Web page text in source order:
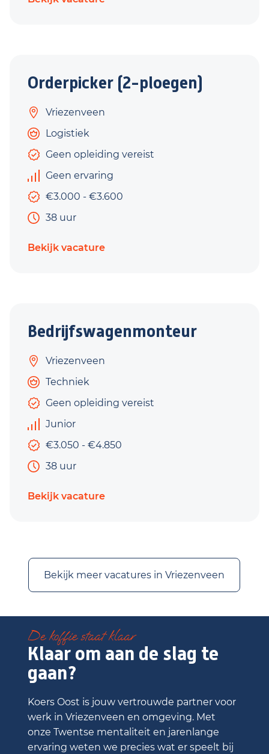
Orderpicker (2-ploegen)
Vriezenveen
Logistiek
Geen opleiding vereist
Geen ervaring
€3.000 - €3.600
38 uur
Bekijk vacature
Bedrijfswagenmonteur
Vriezenveen
Techniek
Geen opleiding vereist
Junior
€3.050 - €4.850
38 uur
Bekijk vacature
Bekijk meer vacatures in Vriezenveen
De koffie staat klaar
Klaar om aan de slag te
gaan?
Koers Oost is jouw vertrouwde partner voor
werk in Vriezenveen en omgeving. Met
onze Twentse mentaliteit en jarenlange
ervaring weten we precies wat er speelt bij